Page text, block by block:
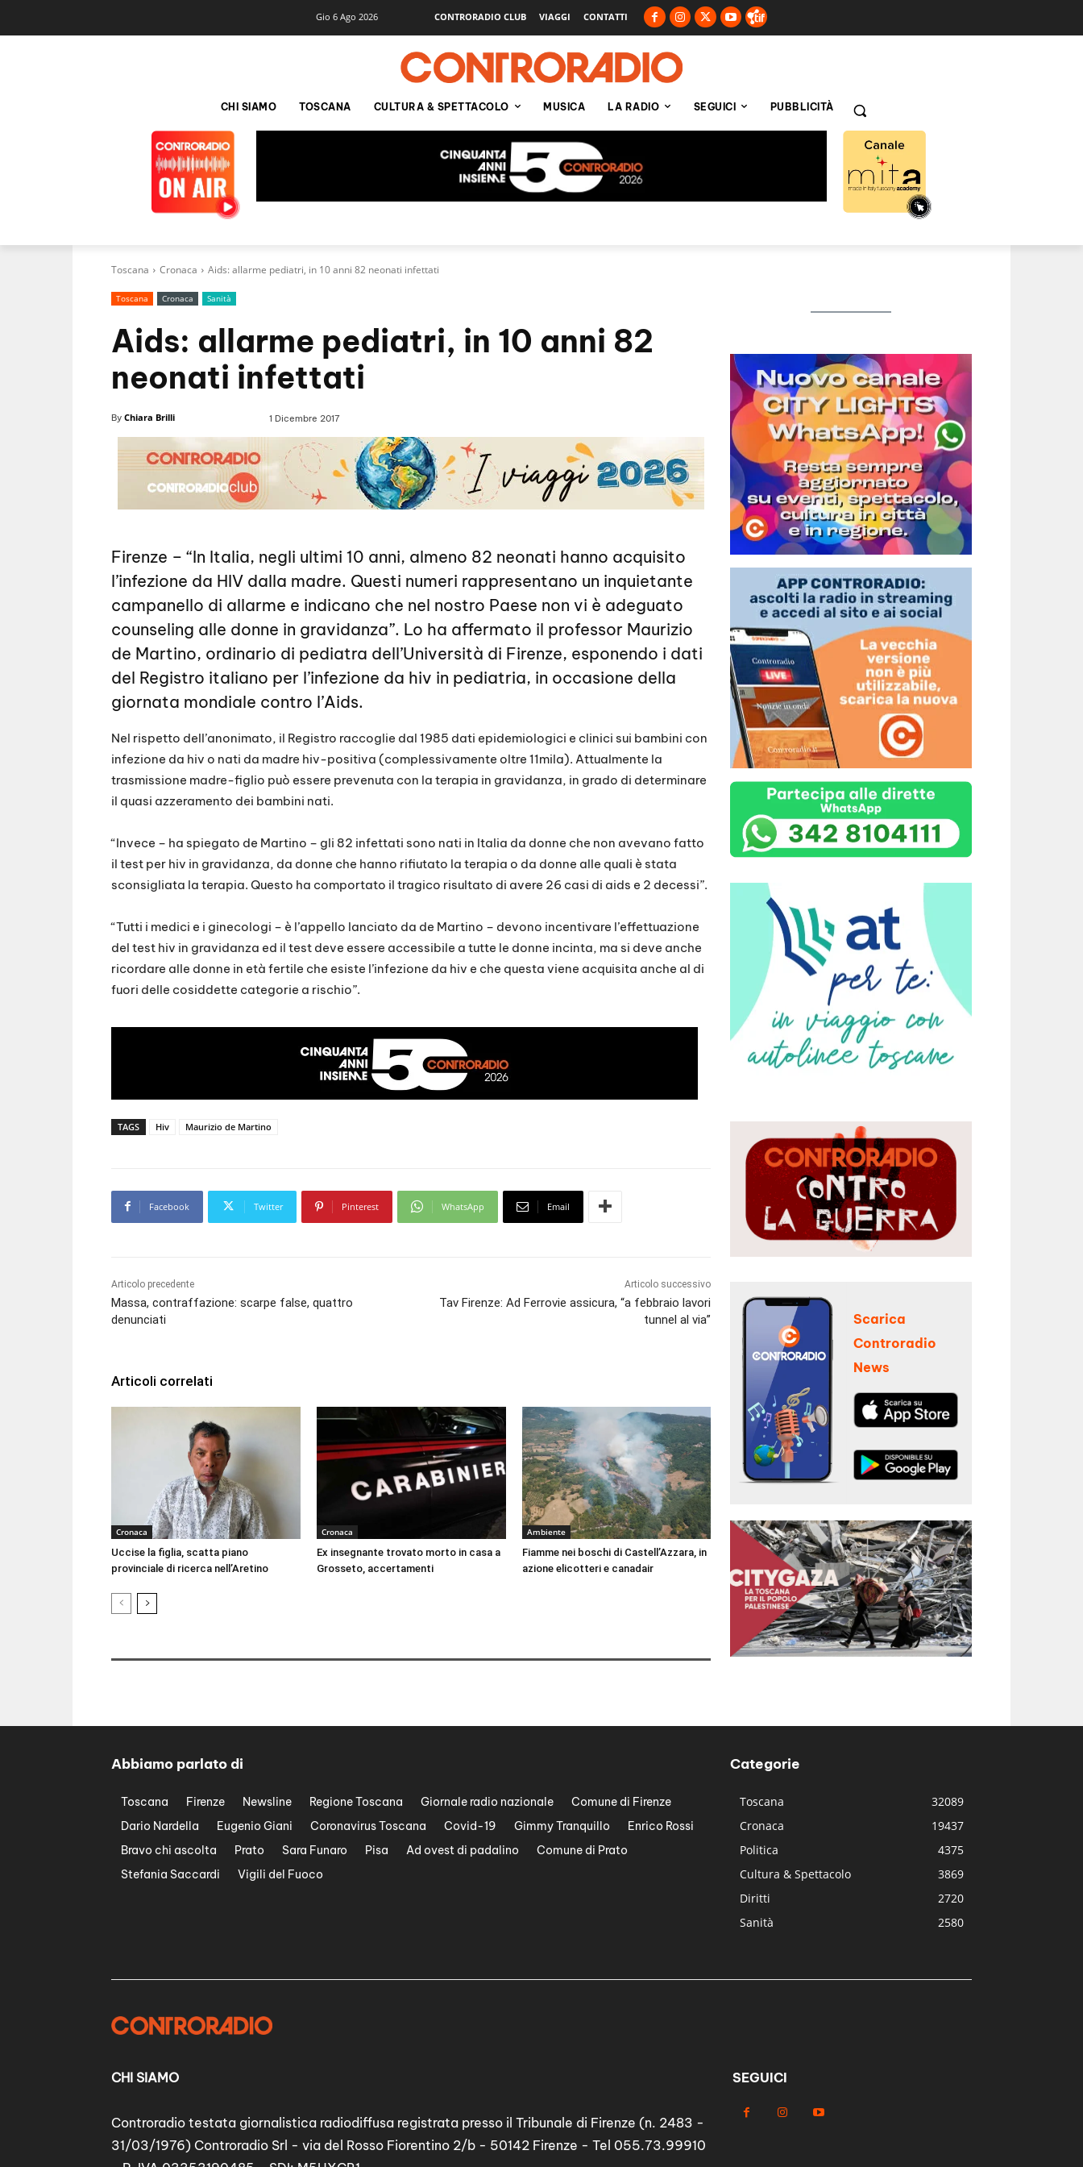
Gio 6 Ago 2026 CONTRORADIO CLUB VIAGGI CONTATTI
CHI SIAMO TOSCANA CULTURA & SPETTACOLO MUSICA LA RADIO SEGUICI PUBBLICITÀ
Toscana Cronaca Aids: allarme pediatri, in 10 anni 82 neonati infettati
Toscana Cronaca Sanità
Aids: allarme pediatri, in 10 anni 82
neonati infettati
By Chiara Brilli 1 Dicembre 2017
Firenze – “In Italia, negli ultimi 10 anni, almeno 82 neonati hanno acquisito
l’infezione da HIV dalla madre. Questi numeri rappresentano un inquietante
campanello di allarme e indicano che nel nostro Paese non vi è adeguato
counseling alle donne in gravidanza”. Lo ha affermato il professor Maurizio
de Martino, ordinario di pediatra dell’Università di Firenze, esponendo i dati
del Registro italiano per l’infezione da hiv in pediatria, in occasione della
giornata mondiale contro l’Aids.
Nel rispetto dell’anonimato, il Registro raccoglie dal 1985 dati epidemiologici e clinici sui bambini con
infezione da hiv o nati da madre hiv-positiva (complessivamente oltre 11mila). Attualmente la
trasmissione madre-figlio può essere prevenuta con la terapia in gravidanza, in grado di determinare
il quasi azzeramento dei bambini nati.
“Invece – ha spiegato de Martino – gli 82 infettati sono nati in Italia da donne che non avevano fatto
il test per hiv in gravidanza, da donne che hanno rifiutato la terapia o da donne alle quali è stata
sconsigliata la terapia. Questo ha comportato il tragico risultato di avere 26 casi di aids e 2 decessi”.
“Tutti i medici e i ginecologi – è l’appello lanciato da de Martino – devono incentivare l’effettuazione
del test hiv in gravidanza ed il test deve essere accessibile a tutte le donne incinta, ma si deve anche
ricordare alle donne in età fertile che esiste l’infezione da hiv e che questa viene acquisita anche al di
fuori delle cosiddette categorie a rischio”.
TAGS Hiv Maurizio de Martino
Facebook Twitter Pinterest WhatsApp Email
Articolo precedente
Massa, contraffazione: scarpe false, quattro
denunciati
Articolo successivo
Tav Firenze: Ad Ferrovie assicura, “a febbraio lavori
tunnel al via”
Articoli correlati
Cronaca
Uccise la figlia, scatta piano
provinciale di ricerca nell’Aretino
Cronaca
Ex insegnante trovato morto in casa a
Grosseto, accertamenti
Ambiente
Fiamme nei boschi di Castell’Azzara, in
azione elicotteri e canadair
Scarica
Controradio
News
Abbiamo parlato di
Toscana Firenze Newsline Regione Toscana Giornale radio nazionale
Comune di Firenze
Dario Nardella
Eugenio Giani Coronavirus Toscana Covid-19 Gimmy Tranquillo
Enrico Rossi
Bravo chi ascolta
Prato Sara Funaro Pisa Ad ovest di padalino
Comune di Prato
Stefania Saccardi
Vigili del Fuoco
Categorie
Toscana
32089
Cronaca
19437
Politica
4375
Cultura & Spettacolo
3869
Diritti
2720
Sanità
2580
CHI SIAMO
Controradio testata giornalistica radiodiffusa registrata presso il Tribunale di Firenze (n. 2483 -
31/03/1976) Controradio Srl - via del Rosso Fiorentino 2/b - 50142 Firenze - Tel 055.73.99910
SEGUICI